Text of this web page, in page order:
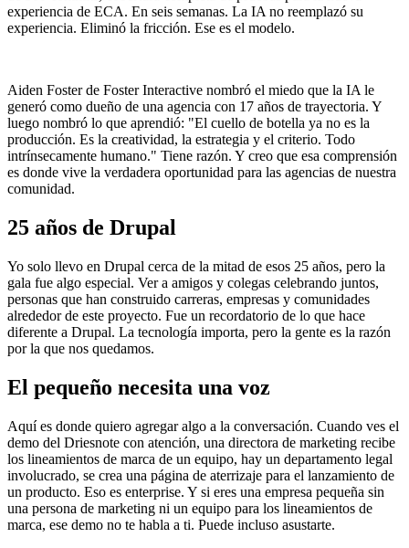
experiencia de ECA. En seis semanas. La IA no reemplazó su
experiencia. Eliminó la fricción. Ese es el modelo.
Aiden Foster de Foster Interactive nombró el miedo que la IA le
generó como dueño de una agencia con 17 años de trayectoria. Y
luego nombró lo que aprendió: "El cuello de botella ya no es la
producción. Es la creatividad, la estrategia y el criterio. Todo
intrínsecamente humano." Tiene razón. Y creo que esa comprensión
es donde vive la verdadera oportunidad para las agencias de nuestra
comunidad.
25 años de Drupal
Yo solo llevo en Drupal cerca de la mitad de esos 25 años, pero la
gala fue algo especial. Ver a amigos y colegas celebrando juntos,
personas que han construido carreras, empresas y comunidades
alrededor de este proyecto. Fue un recordatorio de lo que hace
diferente a Drupal. La tecnología importa, pero la gente es la razón
por la que nos quedamos.
El pequeño necesita una voz
Aquí es donde quiero agregar algo a la conversación. Cuando ves el
demo del Driesnote con atención, una directora de marketing recibe
los lineamientos de marca de un equipo, hay un departamento legal
involucrado, se crea una página de aterrizaje para el lanzamiento de
un producto. Eso es enterprise. Y si eres una empresa pequeña sin
una persona de marketing ni un equipo para los lineamientos de
marca, ese demo no te habla a ti. Puede incluso asustarte.